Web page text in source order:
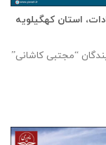
رييس سادات، استان كهگيلويه
“مجتبی کاشانی”